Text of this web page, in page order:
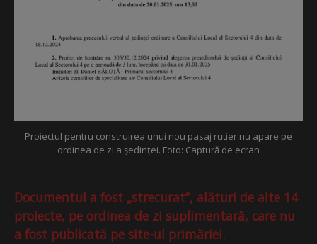
Proiectul pentru construirea unui nou pasaj rutier nu apare pe
ordinea de zi a ședinței. Foto: Captură de ecran
Documentul a fost „strecurat”, alături de alte 14
proiecte, pe ordinea de zi suplimentară, care nu
a fost publicată pe site-ul primăriei.